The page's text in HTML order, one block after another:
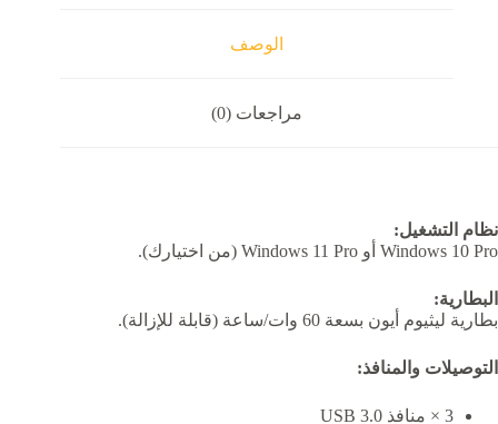
الوصف
مراجعات (0)
نظام التشغيل:
Windows 10 Pro أو Windows 11 Pro (من اختيارك).
البطارية:
بطارية ليثيوم أيون بسعة 60 وات/ساعة (قابلة للإزالة).
التوصيلات والمنافذ:
3 × منافذ USB 3.0